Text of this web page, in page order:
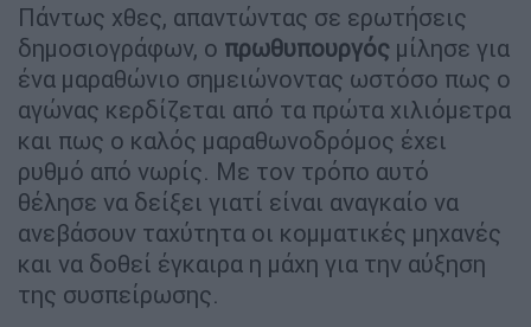
Πάντως χθες, απαντώντας σε ερωτήσεις
δημοσιογράφων, ο πρωθυπουργός μίλησε για
ένα μαραθώνιο σημειώνοντας ωστόσο πως ο
αγώνας κερδίζεται από τα πρώτα χιλιόμετρα
και πως ο καλός μαραθωνοδρόμος έχει
ρυθμό από νωρίς. Με τον τρόπο αυτό
θέλησε να δείξει γιατί είναι αναγκαίο να
ανεβάσουν ταχύτητα οι κομματικές μηχανές
και να δοθεί έγκαιρα η μάχη για την αύξηση
της συσπείρωσης.